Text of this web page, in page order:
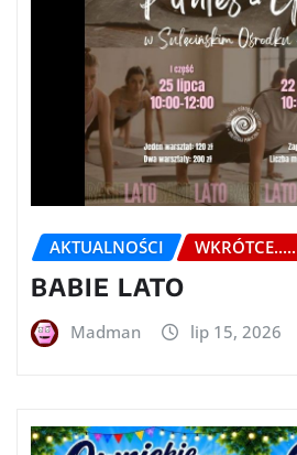
AKTUALNOŚCI WKRÓTCE.....
BABIE LATO
Madman lip 15, 2026